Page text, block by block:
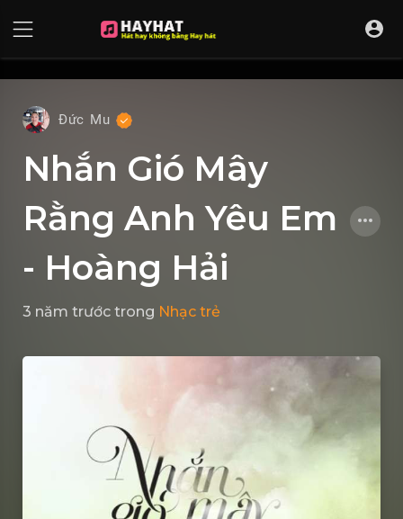
Đức Mu
Nhắn Gió Mây
Rằng Anh Yêu Em
- Hoàng Hải
3 năm trước trong Nhạc trẻ